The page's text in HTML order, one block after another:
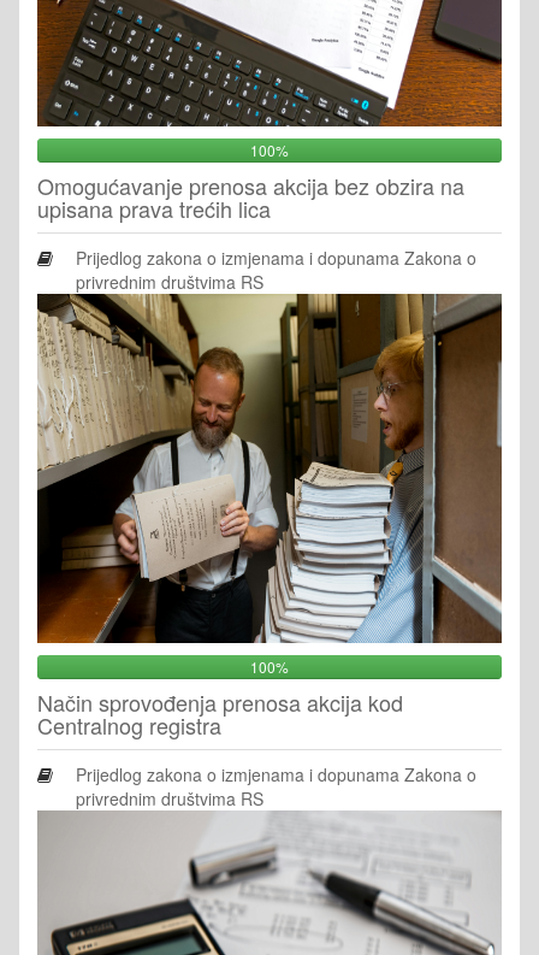
100%
Omogućavanje prenosa akcija bez obzira na
upisana prava trećih lica
Prijedlog zakona o izmjenama i dopunama Zakona o
privrednim društvima RS
100%
Način sprovođenja prenosa akcija kod
Centralnog registra
Prijedlog zakona o izmjenama i dopunama Zakona o
privrednim društvima RS